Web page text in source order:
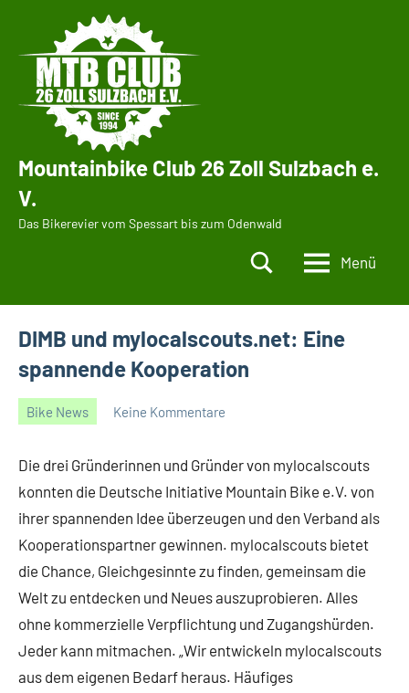
springen
Mountainbike Club 26 Zoll Sulzbach e.
V.
Das Bikerevier vom Spessart bis zum Odenwald
Menü
DIMB und mylocalscouts.net: Eine
spannende Kooperation
Bike News
12/12/2014
Gerald
Keine Kommentare
Die drei Gründerinnen und Gründer von mylocalscouts
konnten die Deutsche Initiative Mountain Bike e.V. von
ihrer spannenden Idee überzeugen und den Verband als
Kooperationspartner gewinnen. mylocalscouts bietet
die Chance, Gleichgesinnte zu finden, gemeinsam die
Welt zu entdecken und Neues auszuprobieren. Alles
ohne kommerzielle Verpflichtung und Zugangshürden.
Jeder kann mitmachen. „Wir entwickeln mylocalscouts
aus dem eigenen Bedarf heraus. Häufiges